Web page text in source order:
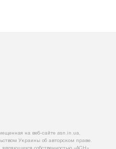
на веб-сайте asn.in.ua,
Украины об авторском праве.